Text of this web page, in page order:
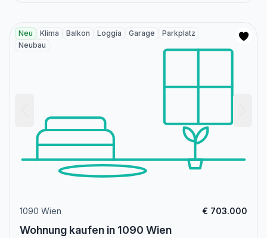
Neu Klima Balkon Loggia Garage
Parkplatz
Neubau
1090 Wien € 703.000
Wohnung kaufen in 1090 Wien